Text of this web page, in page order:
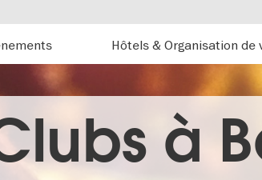
Hôtels & Organisation de
à